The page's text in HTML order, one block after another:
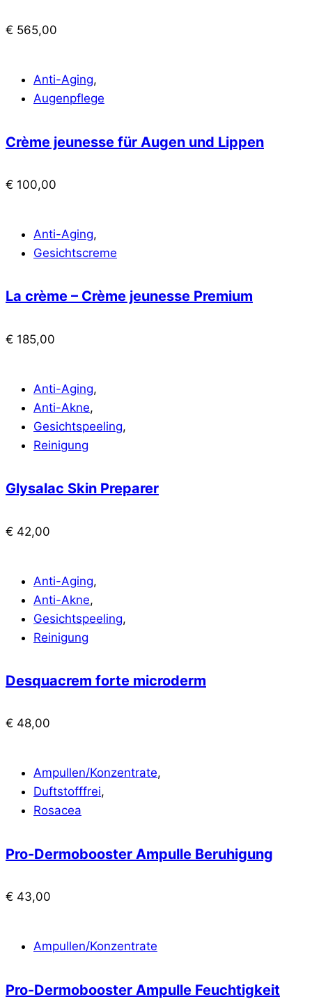
€ 565,00
Anti-Aging,
Augenpflege
Crème jeunesse für Augen und Lippen
€ 100,00
Anti-Aging,
Gesichtscreme
La crème – Crème jeunesse Premium
€ 185,00
Anti-Aging,
Anti-Akne,
Gesichtspeeling,
Reinigung
Glysalac Skin Preparer
€ 42,00
Anti-Aging,
Anti-Akne,
Gesichtspeeling,
Reinigung
Desquacrem forte microderm
€ 48,00
Ampullen/Konzentrate,
Duftstofffrei,
Rosacea
Pro-Dermobooster Ampulle Beruhigung
€ 43,00
Ampullen/Konzentrate
Pro-Dermobooster Ampulle Feuchtigkeit